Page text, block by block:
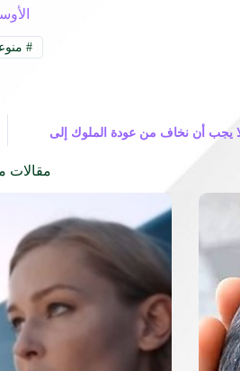
#
يجب أن نخاف من عودة الملوك إلى
مقالات